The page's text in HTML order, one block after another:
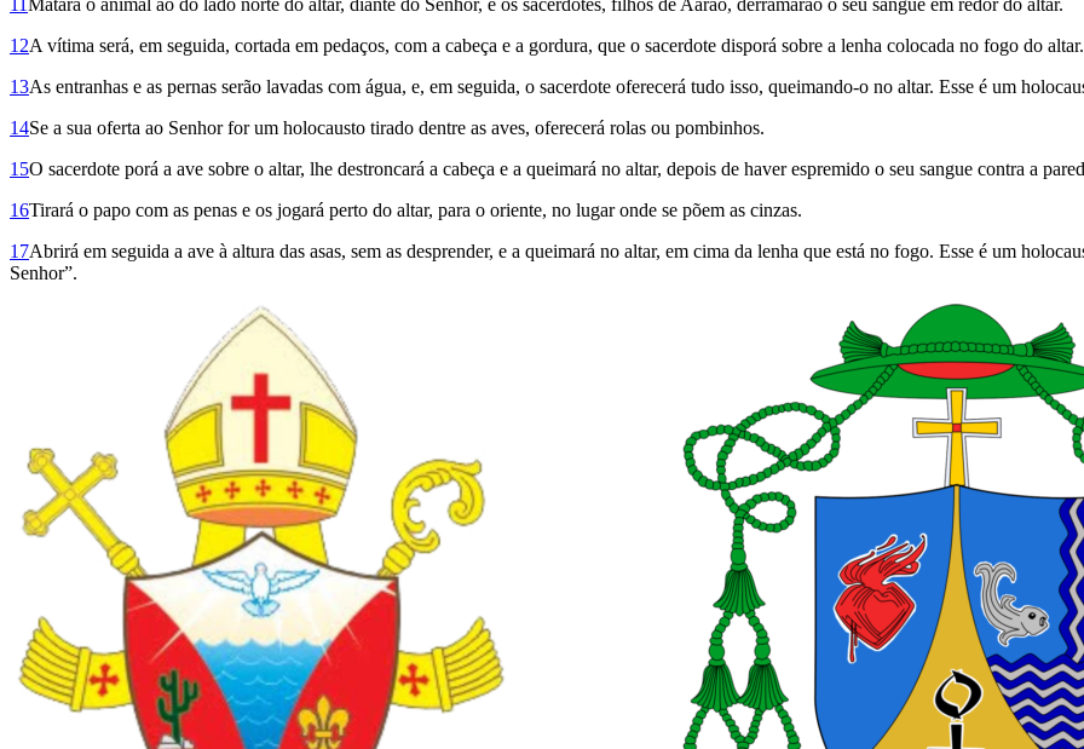
11Matará o animal ao do lado norte do altar, diante do Senhor, e os sacerdotes, filhos de Aarão, derramarão o seu sangue em redor do altar.
12A vítima será, em seguida, cortada em pedaços, com a cabeça e a gordura, que o sacerdote disporá sobre a lenha colocada no fogo do altar.
13As entranhas e as pernas serão lavadas com água, e, em seguida, o sacerdote oferecerá tudo isso, queimando-o no altar. Esse é um
14Se a sua oferta ao Senhor for um holocausto tirado dentre as aves, oferecerá rolas ou pombinhos.
15O sacerdote porá a ave sobre o altar, lhe destroncará a cabeça e a queimará no altar, depois de haver espremido o seu sangue contra a
16Tirará o papo com as penas e os jogará perto do altar, para o oriente, no lugar onde se põem as cinzas.
17Abrirá em seguida a ave à altura das asas, sem as desprender, e a queimará no altar, em cima da lenha que está no fogo. Esse é um
Senhor”.